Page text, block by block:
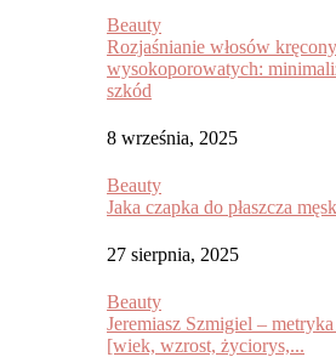
Beauty
Rozjaśnianie włosów
wysokoporowatych:
szkód
8 września, 2025
Beauty
Jaka czapka do płaszcza
27 sierpnia, 2025
Beauty
Jeremiasz Szmigiel –
[wiek, wzrost, życiorys,...